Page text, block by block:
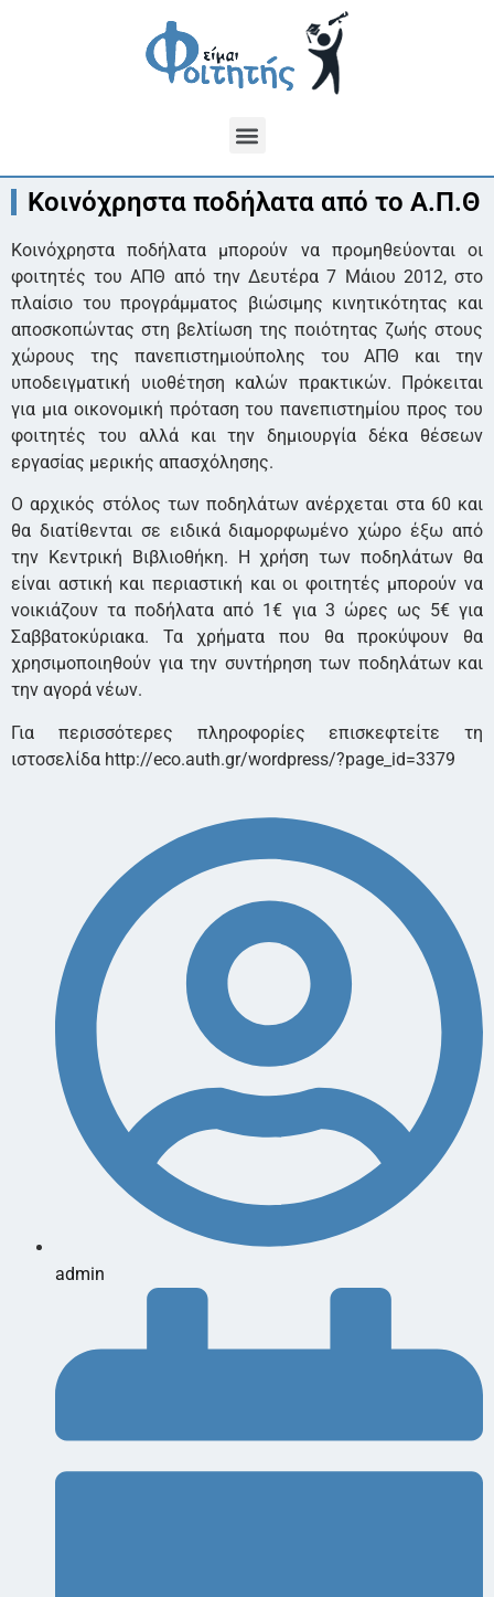
Κοινόχρηστα ποδήλατα από το Α.Π.Θ
Κοινόχρηστα ποδήλατα μπορούν να προμηθεύονται οι
φοιτητές του ΑΠΘ από την Δευτέρα 7 Μάιου 2012, στο
πλαίσιο του προγράμματος βιώσιμης κινητικότητας και
αποσκοπώντας στη βελτίωση της ποιότητας ζωής στους
χώρους της πανεπιστημιούπολης του ΑΠΘ και την
υποδειγματική υιοθέτηση καλών πρακτικών. Πρόκειται
για μια οικονομική πρόταση του πανεπιστημίου προς του
φοιτητές του αλλά και την δημιουργία δέκα θέσεων
εργασίας μερικής απασχόλησης.
Ο αρχικός στόλος των ποδηλάτων ανέρχεται στα 60 και
θα διατίθενται σε ειδικά διαμορφωμένο χώρο έξω από
την Κεντρική Βιβλιοθήκη. Η χρήση των ποδηλάτων θα
είναι αστική και περιαστική και οι φοιτητές μπορούν να
νοικιάζουν τα ποδήλατα από 1€ για 3 ώρες ως 5€ για
Σαββατοκύριακα. Τα χρήματα που θα προκύψουν θα
χρησιμοποιηθούν για την συντήρηση των ποδηλάτων και
την αγορά νέων.
Για περισσότερες πληροφορίες επισκεφτείτε τη
ιστοσελίδα http://eco.auth.gr/wordpress/?page_id=3379
admin